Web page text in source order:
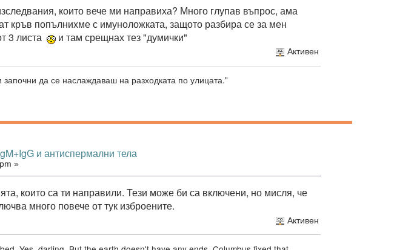
които вече ми направиха? Много глупав въпрос, ама
кръв попълнихме с имуноложката, защото разбира се за мен
3 листа
и там срещнах тез "думички"
Активен
да се наслаждаваш на разходката по улицата."
и антиспермални тела
»
които са ти направили. Тези може би са включени, но мисля, че
много повече от тук изброените.
Активен